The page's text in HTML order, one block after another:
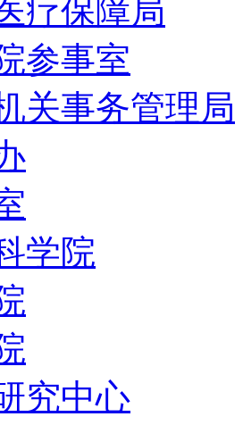
疗保障局
参事室
关事务管理局
学院
究中心